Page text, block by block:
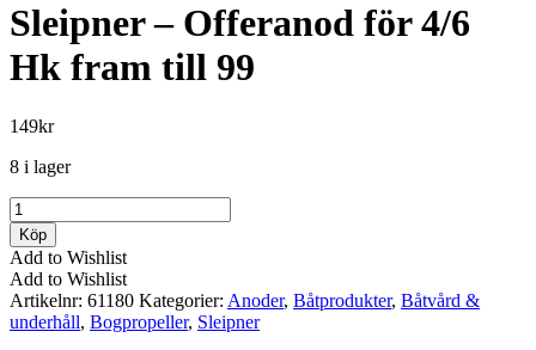
Sleipner – Offeranod för 4/6
Hk fram till 99
149kr
8 i lager
Sleipner
-
Offeranod
för
4/6
Hk
fram
Köp
Add to Wishlist
Add to Wishlist
Artikelnr: 61180 Kategorier: Anoder, Båtprodukter, Båtvård &
underhåll, Bogpropeller, Sleipner